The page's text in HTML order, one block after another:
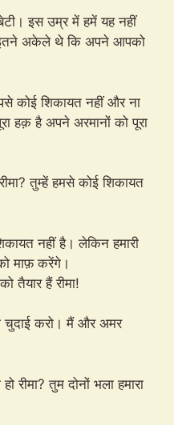
इस उम्र में हमें यह नहीं
इतने अकेले थे कि अपने आपको
कोई शिकायत नहीं और ना
हक़ है अपने अरमानों को पूरा
तुम्हें हमसे कोई शिकायत
नहीं है। लेकिन हमारी
माफ़ करेंगे।
तैयार हैं रीमा!
चुदाई करो। मैं और अमर
रीमा? तुम दोनों भला हमारा